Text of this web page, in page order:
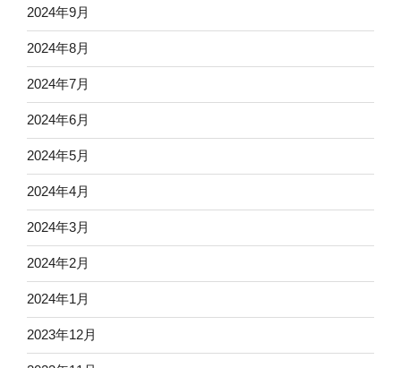
2024年9月
2024年8月
2024年7月
2024年6月
2024年5月
2024年4月
2024年3月
2024年2月
2024年1月
2023年12月